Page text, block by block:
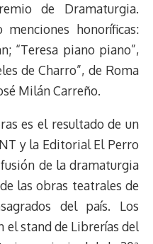
de Dramaturgia.
honoríficas:
“Teresa piano piano”,
de Charro”, de Roma
Milán Carreño.
es el resultado de un
y la Editorial El Perro
de la dramaturgia
las obras teatrales de
del país. Los
el stand de Librerías del